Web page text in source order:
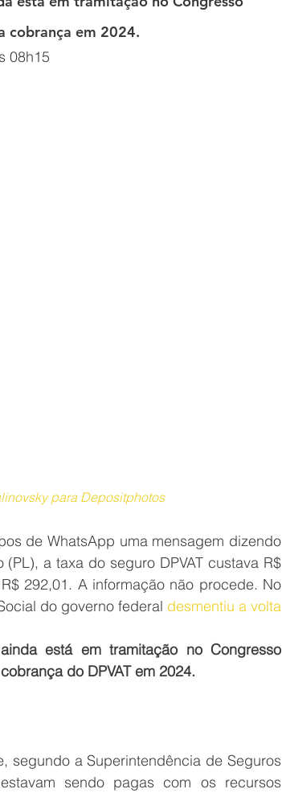
cobrança em 2024.
08h15
para Depositphotos
de WhatsApp uma mensagem dizendo
a taxa do seguro DPVAT custava R$
292,01. A informação não procede. No
do governo federal desmentiu a volta
está em tramitação no Congresso
do DPVAT em 2024.
segundo a Superintendência de Seguros
sendo pagas com os recursos